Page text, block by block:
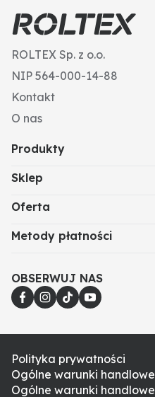
ROLTEX Sp. z o.o.
NIP 564-000-14-88
Kontakt
O nas
Produkty
Sklep
Oferta
Metody płatności
OBSERWUJ NAS
Polityka prywatności
Ogólne warunki handlowe
Ogólne warunki handlowe